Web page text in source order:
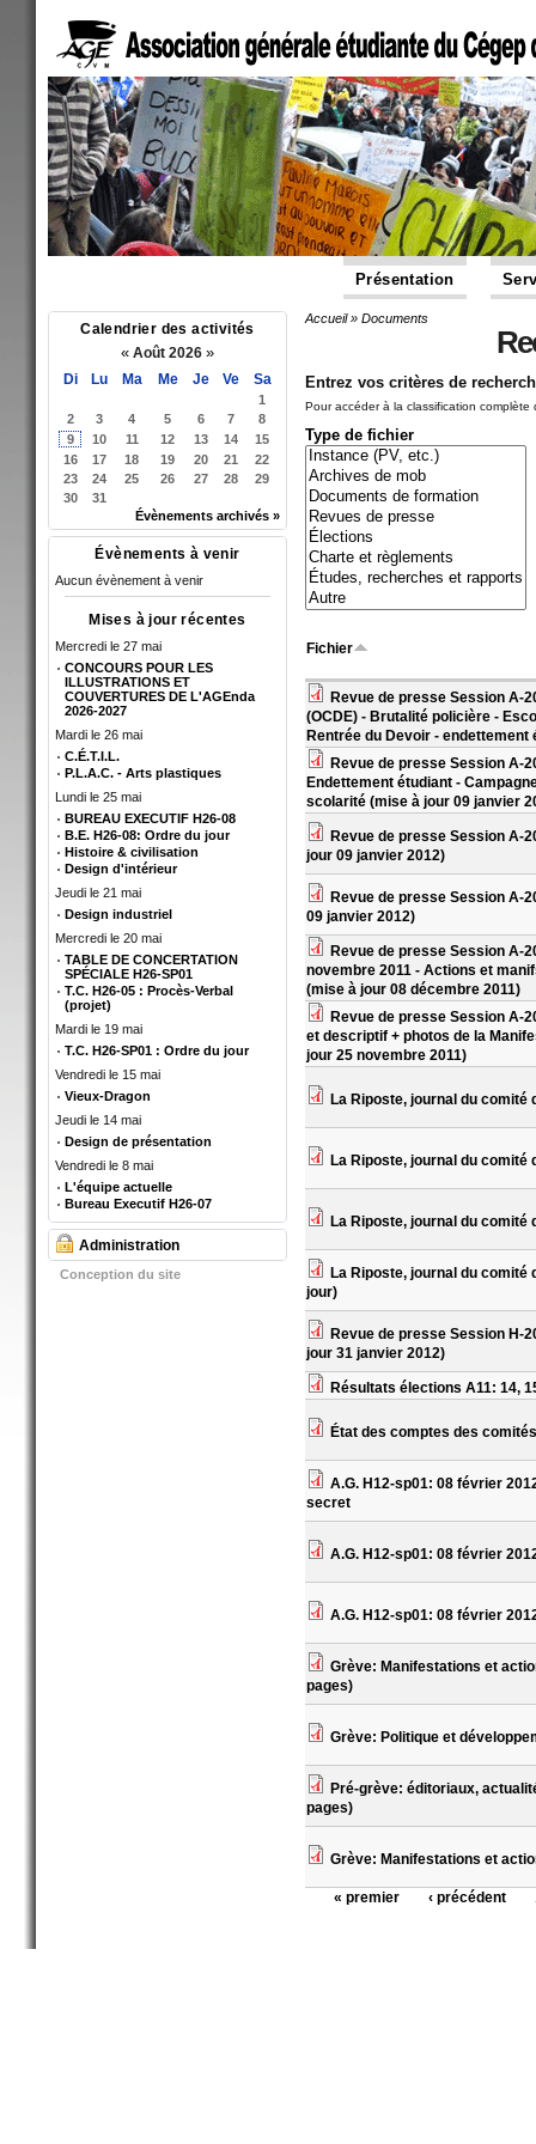
Présentation
Calendrier des activités
« Août 2026 »
Di Lu Ma Me Je Ve Sa
1
2
3 4 5 6 7
8
9
10 11 12 13 14
15
16
17 18 19 20 21
22
23
24 25 26 27 28
29
30
31
Évènements archivés »
Évènements à venir
Aucun évènement à venir
Mises à jour récentes
Mercredi le 27 mai
CONCOURS POUR LES
ILLUSTRATIONS ET
COUVERTURES DE L'AGEnda
2026-2027
Mardi le 26 mai
C.É.T.I.L.
P.L.A.C. - Arts plastiques
Lundi le 25 mai
BUREAU EXECUTIF H26-08
B.E. H26-08: Ordre du jour
Histoire & civilisation
Design d'intérieur
Jeudi le 21 mai
Design industriel
Mercredi le 20 mai
TABLE DE CONCERTATION
SPÉCIALE H26-SP01
T.C. H26-05 : Procès-Verbal
(projet)
Mardi le 19 mai
T.C. H26-SP01 : Ordre du jour
Vendredi le 15 mai
Vieux-Dragon
Jeudi le 14 mai
Design de présentation
Vendredi le 8 mai
L'équipe actuelle
Bureau Executif H26-07
Administration
Conception du site
Accueil» Documents
Entrez vos critères de
Pour accéder à la classification
Type de fichier
Fichier
Revue de presse Session A-
(OCDE) - Brutalité policière -
Rentrée du Devoir -
Revue de presse Session A-
Endettement étudiant -
scolarité (mise à jour 09 janvier
Revue de presse Session A-
jour 09 janvier 2012)
Revue de presse Session A-
09 janvier 2012)
Revue de presse Session A-
novembre 2011 - Actions et
(mise à jour 08 décembre 2011)
Revue de presse Session A-
et descriptif + photos de la
jour 25 novembre 2011)
La Riposte, journal du
La Riposte, journal du
La Riposte, journal du
La Riposte, journal du
jour)
Revue de presse Session H-
jour 31 janvier 2012)
Résultats élections A11: 14,
État des comptes des
A.G. H12-sp01: 08 février
secret
A.G. H12-sp01: 08 février
A.G. H12-sp01: 08 février
Grève: Manifestations et
pages)
Grève: Politique et
Pré-grève: éditoriaux,
pages)
Grève: Manifestations et
Pages
« premier ‹ précédent